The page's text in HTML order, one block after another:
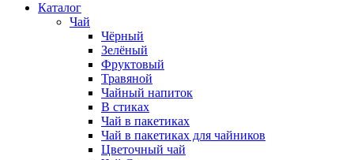
Каталог
Чай
Чёрный
Зелёный
Фруктовый
Травяной
Чайный напиток
В стиках
Чай в пакетиках
Чай в пакетиках для чайников
Цветочный чай